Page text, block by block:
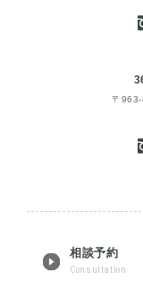
〒963-
相談予約
Consultation